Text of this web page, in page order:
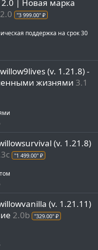
2.0 | Новая марка
2.0 "3 999.00" ₽
поддержка на срок 30
willow9lives (v. 1.21.8) -
жизнями 3.1
(v. 1.21.8)
"1 499.00" ₽
(v. 1.21.11)
2.0b "329.00" ₽